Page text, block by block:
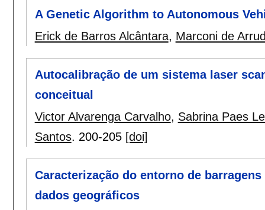
A Genetic Algorithm to Autonomous
Erick de Barros Alcântara, Marconi de
Autocalibração de um sistema laser
conceitual
Victor Alvarenga Carvalho, Sabrina Paes
Santos. 200-205 [doi]
Caracterização do entorno de
dados geográficos